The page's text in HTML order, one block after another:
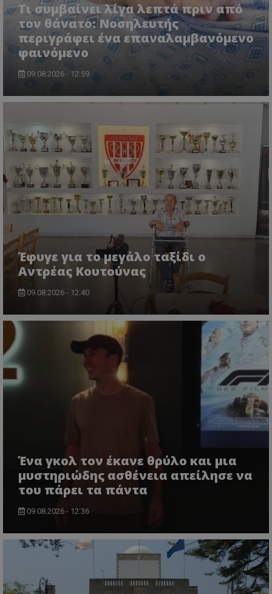
Τι συμβαίνει λίγα λεπτά πριν από
τον θάνατο: Νοσηλευτής
περιγράφει ένα επαναλαμβανόμενο
φαινόμενο
09.08.2026 - 12:59
Έφυγε για το μεγάλο ταξίδι ο
Αντρέας Κουτούνας
09.08.2026 - 12:40
Ένα γκολ τον έκανε θρύλο και μια
μυστηριώδης ασθένεια απείλησε να
του πάρει τα πάντα
09.08.2026 - 12:36